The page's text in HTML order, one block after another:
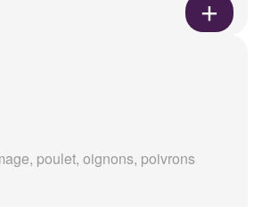
poulet, oignons, poivrons